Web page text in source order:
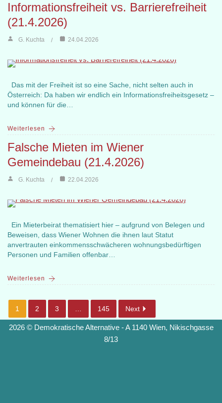
Informationsfreiheit vs. Barrierefreiheit
(21.4.2026)
G. Kuchta 24.04.2026
Das mit der Freiheit ist so eine Sache, nicht selten auch in
Österreich: Da haben wir endlich ein Informationsfreiheitsgesetz –
und können für die…
Weiterlesen
Falsche Mieten im Wiener
Gemeindebau (21.4.2026)
G. Kuchta 22.04.2026
Ein Mieterbeirat thematisiert hier – aufgrund von Belegen und
Beweisen, dass Wiener Wohnen die ihnen laut Statut
anvertrauten einkommensschwächeren wohnungsbedürftigen
Personen und Familien offenbar…
Weiterlesen
1 2 3 … 145 Next
2026 © Demokratische Alternative - A 1140 Wien, Nikischgasse
8/13